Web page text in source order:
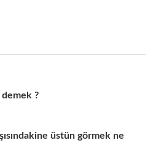
?
üstün görmek ne